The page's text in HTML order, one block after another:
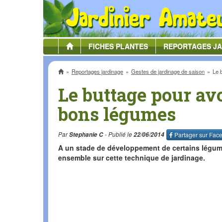
FICHESPLANTES REPORTAGES
AccueilReportages jardinage Gestes de jardinage de saison Le
Le buttage pour
bons légumes
ParStephanie C- Publié le22/06/2014 Partager sur
A un stade de développement de certains
ensemble sur cette technique de jardinage.